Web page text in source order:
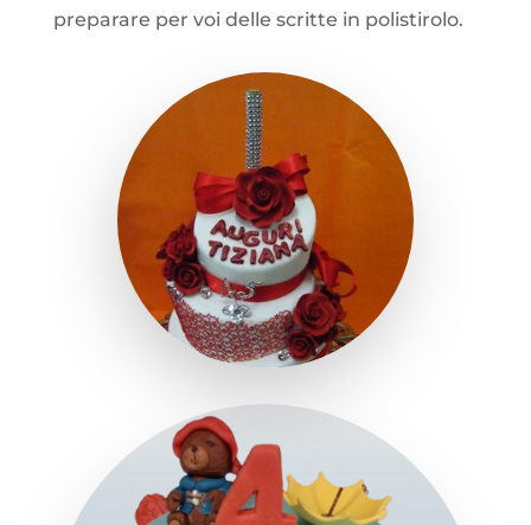
preparare per voi delle scritte in polistirolo.